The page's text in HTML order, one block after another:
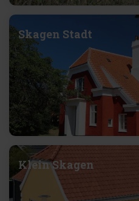
Skagen Stadt
Klein Skagen